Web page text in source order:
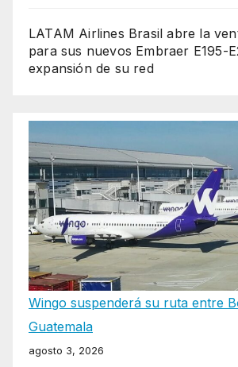
LATAM Airlines Brasil abre la
para sus nuevos Embraer E195-
expansión de su red
Wingo suspenderá su ruta entre
Guatemala
agosto 3, 2026